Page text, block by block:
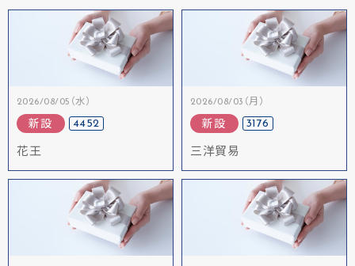
2026/08/05（水）
新設 4452
花王
2026/08/03（月）
新設 3176
三洋貿易